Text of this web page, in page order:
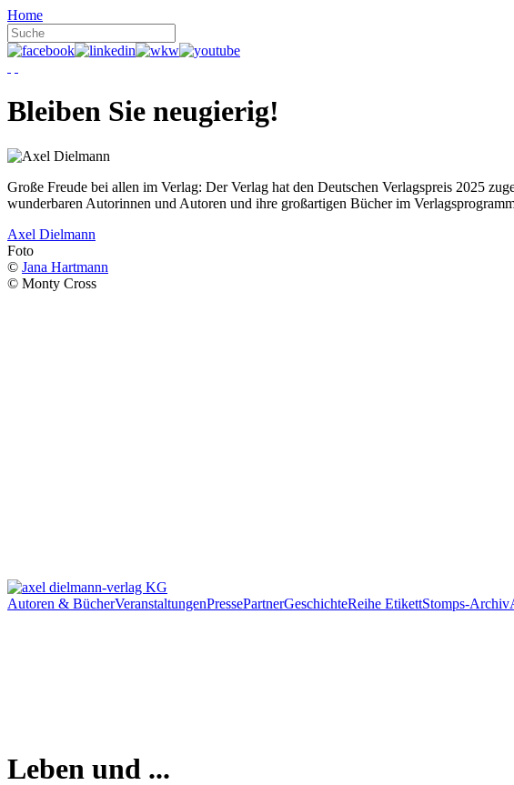
Home
Bleiben Sie neugierig!
Große Freude bei allen im Verlag: Der Verlag hat den Deutschen Verlagspreis 2025
wunderbaren Autorinnen und Autoren und ihre großartigen Bücher im
Axel Dielmann
Foto
© Jana Hartmann
© Monty Cross
Autoren & BücherVeranstaltungenPressePartnerGeschichteReihe EtikettStomps-Archiv
Leben und ...